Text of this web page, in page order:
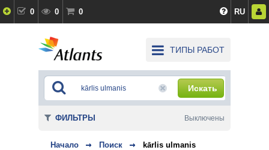
0 0 0 RU
ТИПЫ РАБОТ
Искать
Начало Поиск kārlis ulmanis
ФИЛЬТРЫ Выключены